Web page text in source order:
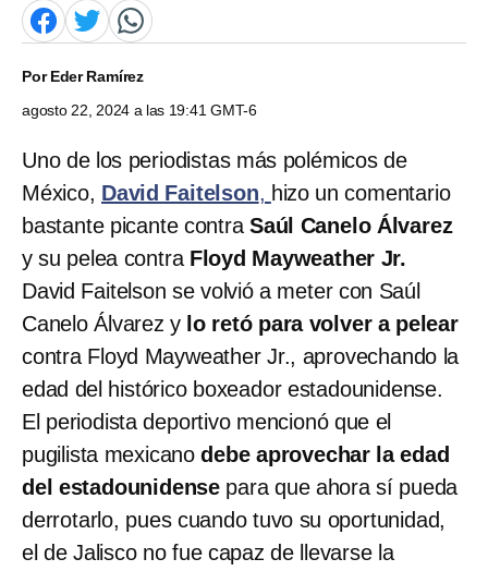
PorEder Ramírez
agosto 22, 2024 a las 19:41 GMT-6
Uno de los periodistas más polémicos de
México, David Faitelson, hizo un comentario
bastante picante contraSaúl Canelo Álvarez
y su pelea contra Floyd Mayweather Jr.
David Faitelson se volvió a meter con Saúl
Canelo Álvarez y lo retó para volver a pelear
contra Floyd Mayweather Jr., aprovechando la
edad del histórico boxeador estadounidense.
El periodista deportivo mencionó que el
pugilista mexicanodebe aprovechar la edad
del estadounidense para que ahora sí pueda
derrotarlo, pues cuando tuvo su oportunidad,
el de Jalisco no fue capaz de llevarse la